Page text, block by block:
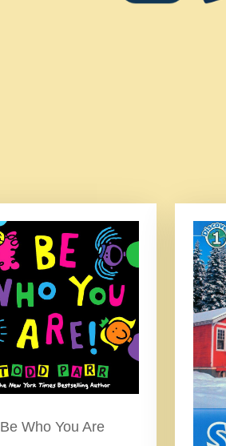
Be Who You Are